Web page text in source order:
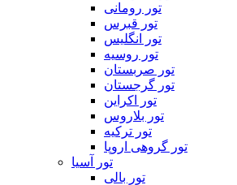
تور رومانی
تور قبرس
تور انگلیس
تور روسیه
تور صربستان
تور گرجستان
تور اکراین
تور بلاروس
تور ترکیه
تور گروهی اروپا
تور آسیا
تور بالی